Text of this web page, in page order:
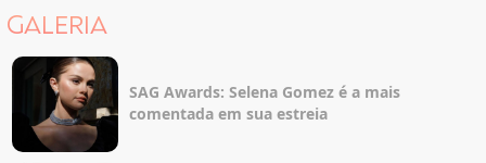
GALERIA
SAG Awards: Selena Gomez é a mais
comentada em sua estreia